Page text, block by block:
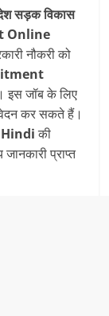
सड़क विकास
Online
नौकरी को
इस जॉब के लिए
कर सकते हैं।
की
प्राप्त